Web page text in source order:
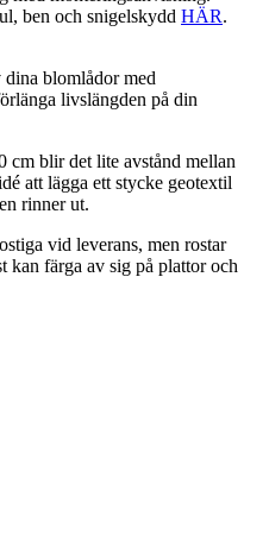
ben och snigelskydd HÄR.
blomlådor med
livslängden på din
cm blir det lite avstånd mellan
att lägga ett stycke geotextil
rinner ut.
vid leverans, men rostar
kan färga av sig på plattor och